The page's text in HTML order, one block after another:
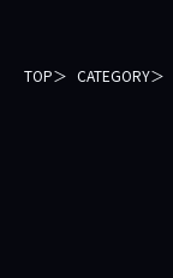
TOP CATEGORY